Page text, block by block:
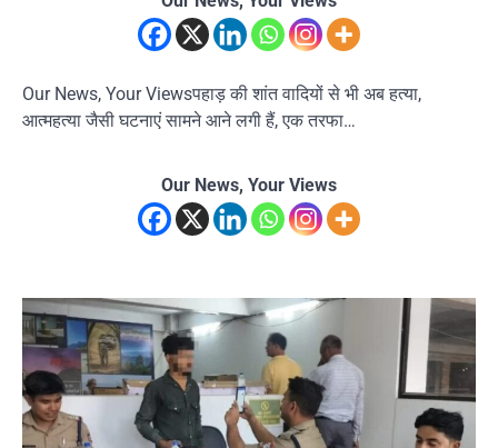
Our News, Your Viewsपहाड़ की शांत वादियों से भी अब हत्या,
आत्महत्या जैसी घटनाएं सामने आने लगी हैं, एक तरफा…
Our News, Your Views